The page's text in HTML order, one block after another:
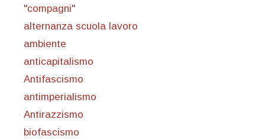
"compagni"
alternanza scuola lavoro
ambiente
anticapitalismo
Antifascismo
antimperialismo
Antirazzismo
biofascismo